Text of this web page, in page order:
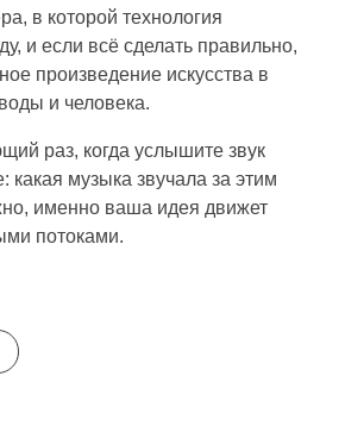
в которой технология
и если всё сделать правильно,
произведение искусства в
и человека.
раз, когда услышите звук
какая музыка звучала за этим
именно ваша идея движет
потоками.